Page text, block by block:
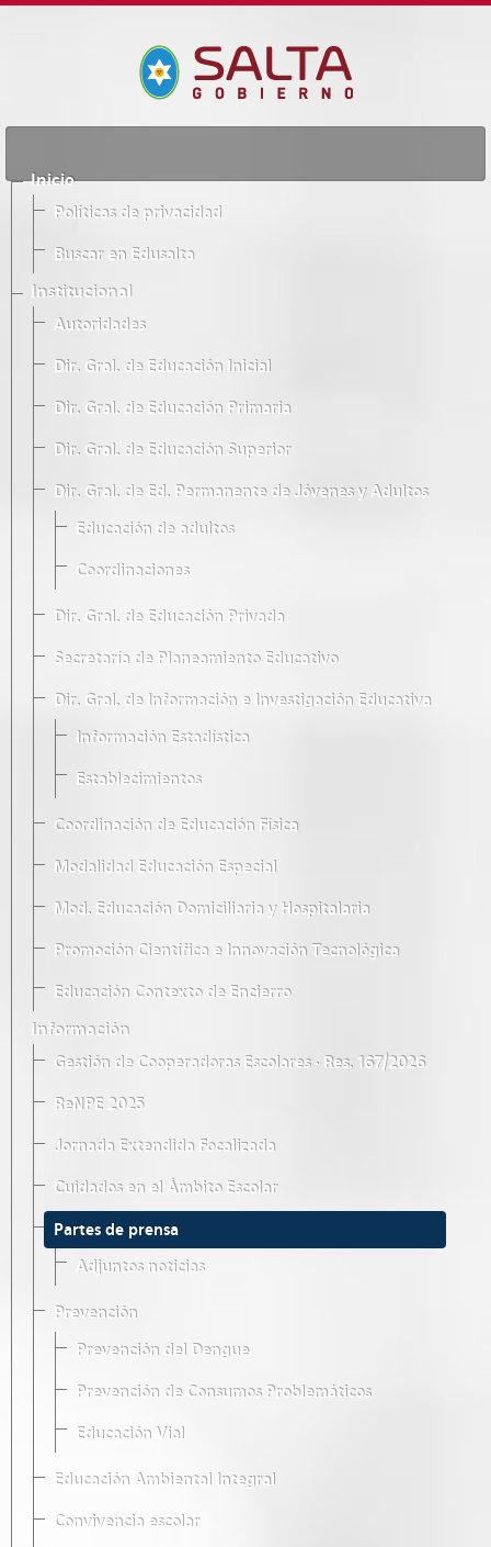
Inicio
Políticas de privacidad
Buscar en Edusalta
Institucional
Autoridades
Dir. Gral. de Educación Inicial
Dir. Gral. de Educación Primaria
Dir. Gral. de Educación Superior
Dir. Gral. de Ed. Permanente de Jóvenes y Adultos
Educación de adultos
Coordinaciones
Dir. Gral. de Educación Privada
Secretaría de Planeamiento Educativo
Dir. Gral. de Información e Investigación Educativa
Información Estadística
Establecimientos
Coordinación de Educación Física
Modalidad Educación Especial
Mod. Educación Domiciliaria y Hospitalaria
Promoción Científica e Innovación Tecnológica
Educación Contexto de Encierro
Información
Gestión de Cooperadoras Escolares · Res. 167/2026
ReNPE 2025
Jornada Extendida Focalizada
Cuidados en el Ámbito Escolar
Partes de prensa
Adjuntos noticias
Prevención
Prevención del Dengue
Prevención de Consumos Problemáticos
Educación Vial
Educación Ambiental Integral
Convivencia escolar